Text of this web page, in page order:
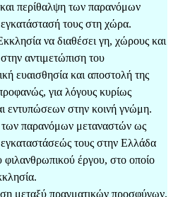
και περίθαλψη των παρανόμων
τους στη χώρα.
να διαθέσει γη, χώρους και
αντιμετώπιση του
ευαισθησία και αποστολή της
για λόγους κυρίως
εντυπώσεων στην κοινή γνώμη.
των παρανόμων μεταναστών ως
τους στην Ελλάδα
φιλανθρωπικού έργου, στο οποίο
μεταξύ πραγματικών προσφύγων,